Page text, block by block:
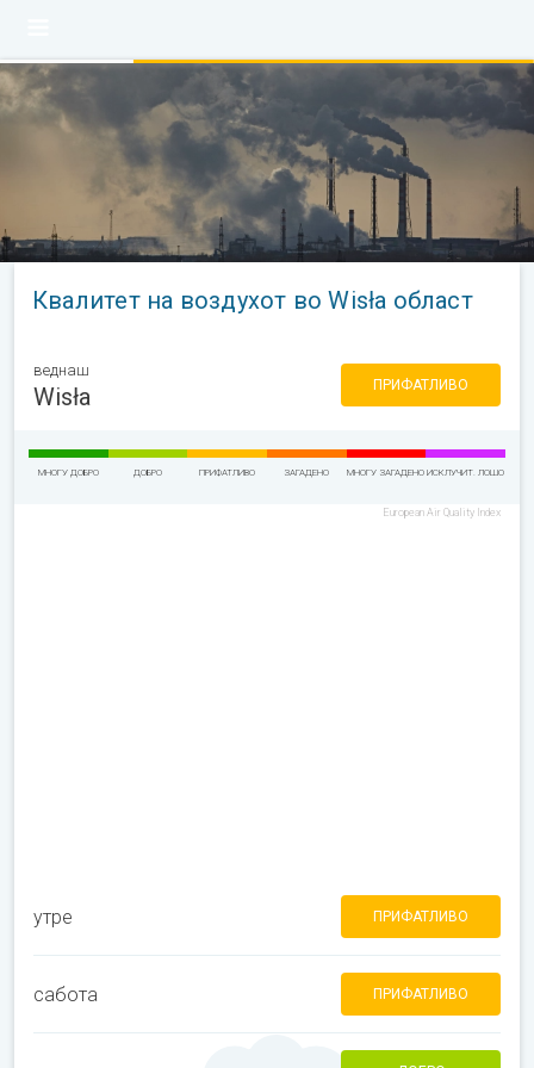
Квалитет на воздухот во Wisła област
веднаш
Wisła ПРИФАТЛИВО
МНОГУ ДОБРО ДОБРО ПРИФАТЛИВО ЗАГАДЕНО МНОГУ ЗАГАДЕНО ИСКЛУЧИТ. ЛОШО
European Air Quality Index
утре ПРИФАТЛИВО
сабота ПРИФАТЛИВО